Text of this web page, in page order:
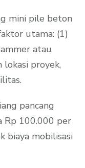
mini pile beton
utama: (1)
atau
proyek,
pancang
Rp 100.000 per
biaya mobilisasi